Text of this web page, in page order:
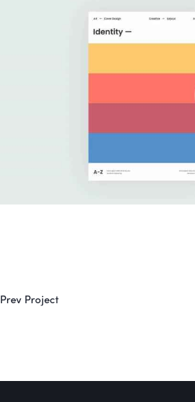
Prev Project